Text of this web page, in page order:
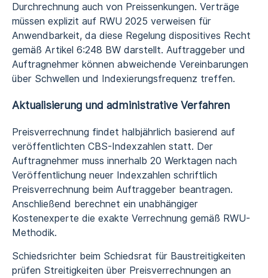
Durchrechnung auch von Preissenkungen. Verträge
müssen explizit auf RWU 2025 verweisen für
Anwendbarkeit, da diese Regelung dispositives Recht
gemäß Artikel 6:248 BW darstellt. Auftraggeber und
Auftragnehmer können abweichende Vereinbarungen
über Schwellen und Indexierungsfrequenz treffen.
Aktualisierung und administrative Verfahren
Preisverrechnung findet halbjährlich basierend auf
veröffentlichten CBS-Indexzahlen statt. Der
Auftragnehmer muss innerhalb 20 Werktagen nach
Veröffentlichung neuer Indexzahlen schriftlich
Preisverrechnung beim Auftraggeber beantragen.
Anschließend berechnet ein unabhängiger
Kostenexperte die exakte Verrechnung gemäß RWU-
Methodik.
Schiedsrichter beim Schiedsrat für Baustreitigkeiten
prüfen Streitigkeiten über Preisverrechnungen an